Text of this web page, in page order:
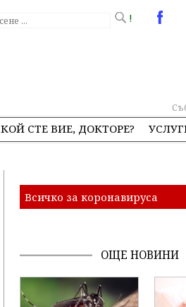
!
КОЙ СТЕ ВИЕ, ДОКТОРЕ?
Всичко за коронавируса
ОЩЕ НОВИНИ